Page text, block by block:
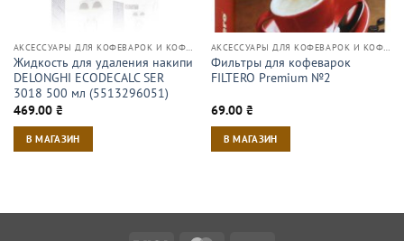
АКСЕССУАРЫ ДЛЯ КОФЕВАРОК И КОФЕМАШИН
Жидкость для удаления накипи
DELONGHI ECODECALC SER
3018 500 мл (5513296051)
469.00 ₴
В МАГАЗИН
АКСЕССУАРЫ ДЛЯ КОФЕВАРОК И КОФЕМАШИН
Фильтры для кофеварок
FILTERO Premium №2
69.00 ₴
В МАГАЗИН